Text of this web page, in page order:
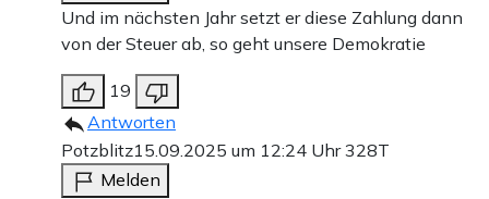
Und im nächsten Jahr setzt er diese Zahlung dann
von der Steuer ab, so geht unsere Demokratie
19
Antworten
Potzblitz15.09.2025 um 12:24 Uhr328T
Melden